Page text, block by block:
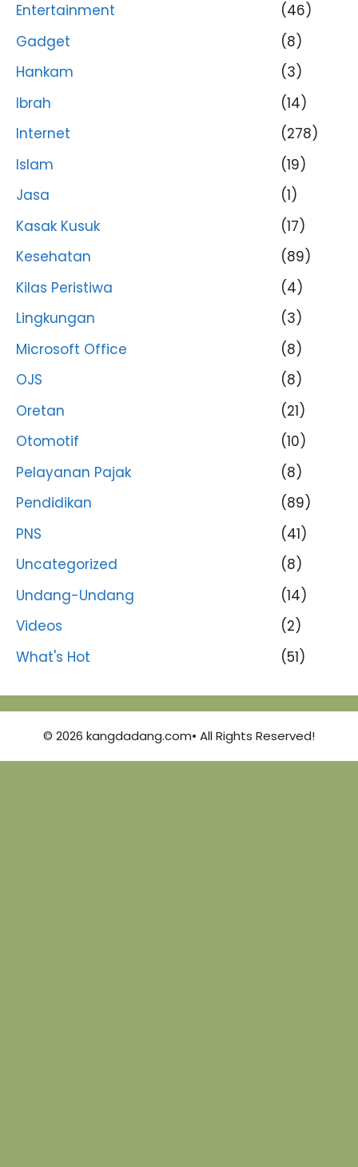
Entertainment
(46)
Gadget
(8)
Hankam
(3)
Ibrah
(14)
Internet
(278)
Islam
(19)
Jasa
(1)
Kasak Kusuk
(17)
Kesehatan
(89)
Kilas Peristiwa
(4)
Lingkungan
(3)
Microsoft Office
(8)
OJS
(8)
Oretan
(21)
Otomotif
(10)
Pelayanan Pajak
(8)
Pendidikan
(89)
PNS
(41)
Uncategorized
(8)
Undang-Undang
(14)
Videos
(2)
What's Hot
(51)
© 2026 kangdadang.com• All Rights Reserved!